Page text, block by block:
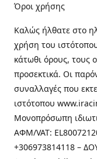
Όροι χρήσης
Καλώς ήλθατε στo
χρήση του
κάτωθι όρους, τους
προσεκτικά. Οι
συναλλαγές που
ιστότοπου
Μονοπρόσωπη
ΑΦΜ/VAT:
+306973814118 –